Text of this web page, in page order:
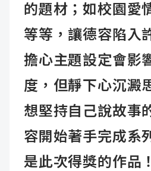
的題材；如校園愛
等等，讓德容陷入
擔心主題設定會影
度，但靜下心沉澱
想堅持自己說故事
容開始著手完成系
是此次得獎的作品！